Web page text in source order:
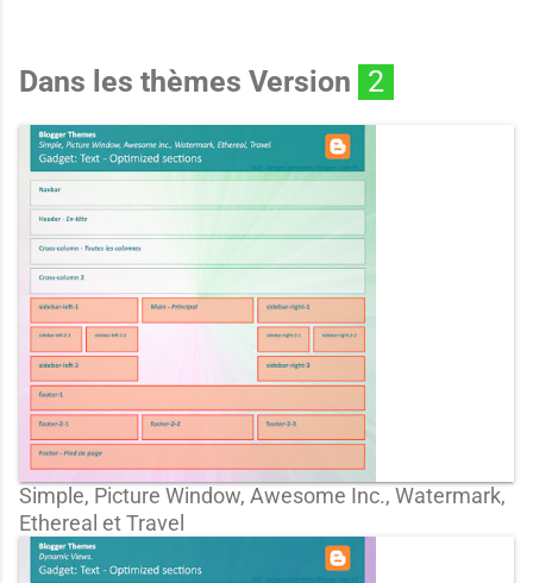
Dans les thèmes Version 2
Simple, Picture Window, Awesome Inc., Watermark,
Ethereal et Travel